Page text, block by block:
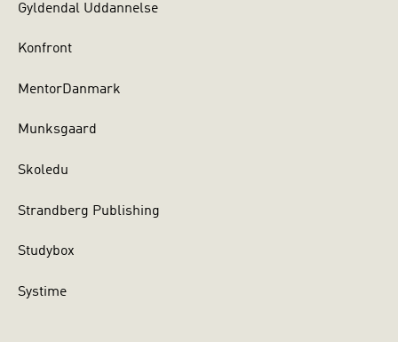
Gyldendal Uddannelse
Konfront
MentorDanmark
Munksgaard
Skoledu
Strandberg Publishing
Studybox
Systime